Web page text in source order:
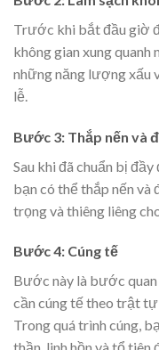
Trước khi bắt đầu giờ
không gian xung
những năng lượng xấu
lễ.
Bước 3: Thắp nến và
Sau khi đã chuẩn bị đầy
bạn có thể thắp nến
trọng và thiêng liêng
Bước 4: Cúng tế
Bước này là bước
cần cúng tế theo trật
Trong quá trình cúng,